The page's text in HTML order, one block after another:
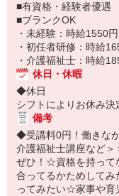
■有資格・経験者優遇
■ブランクOK
・未経験：時給1550
・初任者研修：時給
・介護福祉士：時給
休日・休暇
◆休日
シフトによりお休み決
備考
◆受講料0円！働きな
介護福祉士講座など
ぜひ！☆資格を持って
合ってるかためして
ってみたい☆家事や育